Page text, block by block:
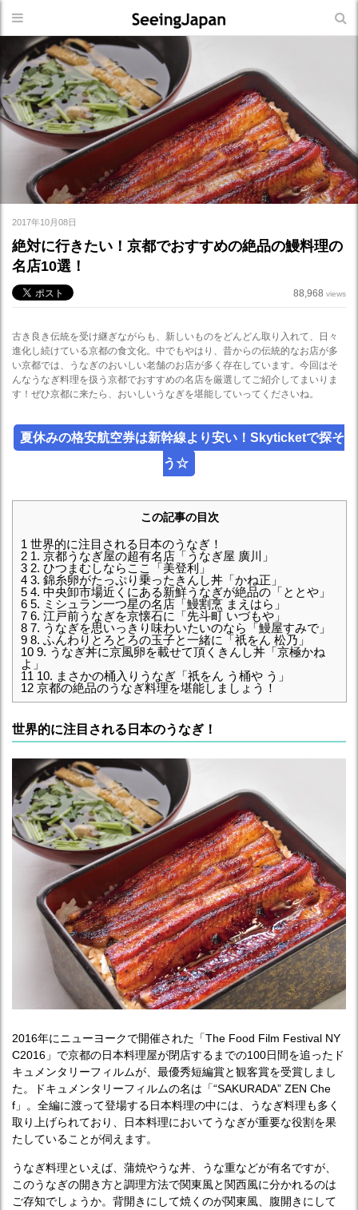
2017年10月08日
絶対に行きたい！京都でおすすめの絶品の鰻料理の
名店10選！
88,968 views
古き良き伝統を受け継ぎながらも、新しいものをどんどん取り入れて、日々
進化し続けている京都の食文化。中でもやはり、昔からの伝統的なお店が多
い京都では、うなぎのおいしい老舗のお店が多く存在しています。今回はそ
んなうなぎ料理を扱う京都でおすすめの名店を厳選してご紹介してまいりま
す！ぜひ京都に来たら、おいしいうなぎを堪能していってくださいね。
夏休みの格安航空券は新幹線より安い！Skyticketで探そ
う☆
この記事の目次
1 世界的に注目される日本のうなぎ！
2 1. 京都うなぎ屋の超有名店「うなぎ屋 廣川」
3 2. ひつまむしならここ「美登利」
4 3. 錦糸卵がたっぷり乗ったきんし丼「かね正」
5 4. 中央卸市場近くにある新鮮うなぎが絶品の「ととや」
6 5. ミシュラン一つ星の名店「鰻割烹 まえはら」
7 6. 江戸前うなぎを京懐石に「先斗町 いづもや」
8 7. うなぎを思いっきり味わいたいのなら「鰻屋すみで」
9 8. ふんわりとろとろの玉子と一緒に「祇をん 松乃」
10 9. うなぎ丼に京風卵を載せて頂くきんし丼「京極かね
よ」
11 10. まさかの桶入りうなぎ「祇をん う桶や う」
12 京都の絶品のうなぎ料理を堪能しましょう！
世界的に注目される日本のうなぎ！
2016年にニューヨークで開催された「The Food Film Festival NY
C2016」で京都の日本料理屋が閉店するまでの100日間を追ったド
キュメンタリーフィルムが、最優秀短編賞と観客賞を受賞しまし
た。ドキュメンタリーフィルムの名は「“SAKURADA” ZEN Che
f」。全編に渡って登場する日本料理の中には、うなぎ料理も多く
取り上げられており、日本料理においてうなぎが重要な役割を果
たしていることが伺えます。
うなぎ料理といえば、蒲焼やうな丼、うな重などが有名ですが、
このうなぎの開き方と調理方法で関東風と関西風に分かれるのは
ご存知でしょうか。背開きにして焼くのが関東風、腹開きにして